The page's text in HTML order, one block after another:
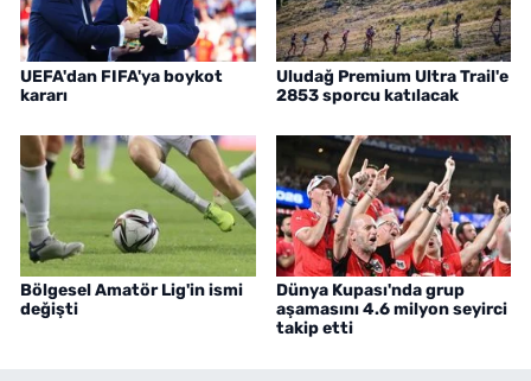
UEFA'dan FIFA'ya boykot
kararı
Uludağ Premium Ultra Trail'e
2853 sporcu katılacak
Bölgesel Amatör Lig'in ismi
değişti
Dünya Kupası'nda grup
aşamasını 4.6 milyon seyirci
takip etti